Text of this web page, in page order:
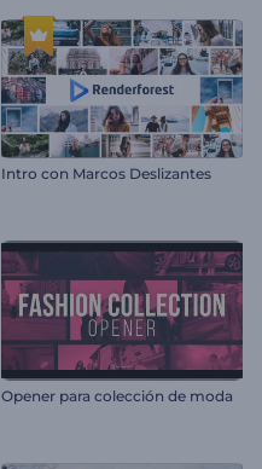
Intro con Marcos Deslizantes
Opener para colección de moda